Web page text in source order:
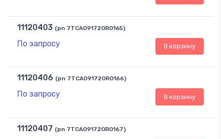
11120403 (pn 7TCA091720R0165)
По запросу В корзину
11120406 (pn 7TCA091720R0166)
По запросу В корзину
11120407 (pn 7TCA091720R0167)